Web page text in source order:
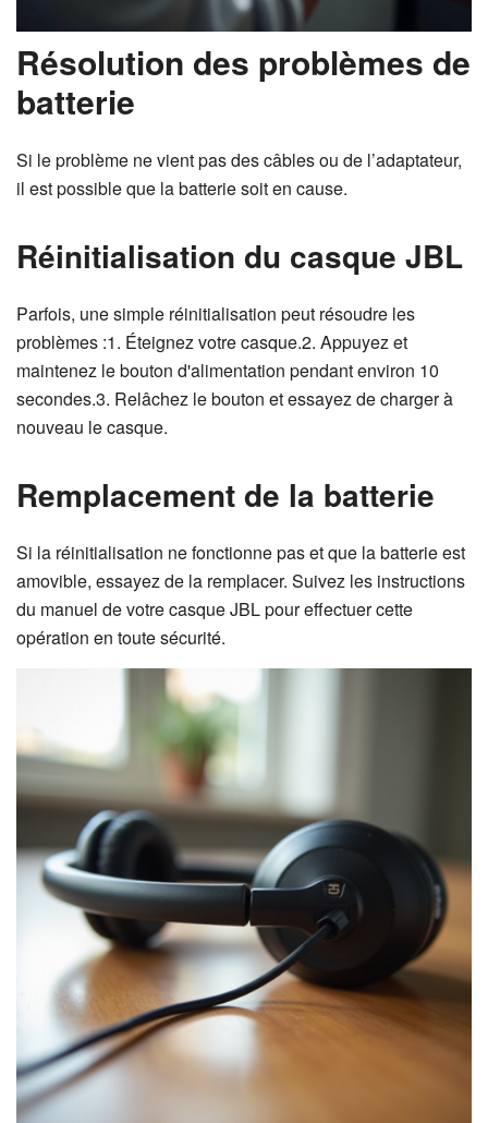
Résolution des problèmes de
batterie
Si le problème ne vient pas des câbles ou de l’adaptateur,
il est possible que la batterie soit en cause.
Réinitialisation du casque JBL
Parfois, une simple réinitialisation peut résoudre les
problèmes :1. Éteignez votre casque.2. Appuyez et
maintenez le bouton d'alimentation pendant environ 10
secondes.3. Relâchez le bouton et essayez de charger à
nouveau le casque.
Remplacement de la batterie
Si la réinitialisation ne fonctionne pas et que la batterie est
amovible, essayez de la remplacer. Suivez les instructions
du manuel de votre casque JBL pour effectuer cette
opération en toute sécurité.